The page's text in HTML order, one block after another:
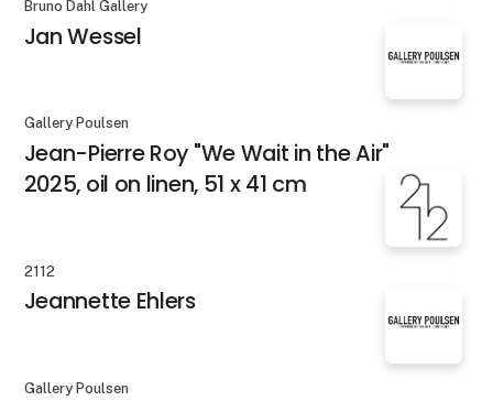
Bruno Dahl Gallery
Jan Wessel
Gallery Poulsen
Jean-Pierre Roy "We Wait in the Air"
2025, oil on linen, 51 x 41 cm
2112
Jeannette Ehlers
Gallery Poulsen